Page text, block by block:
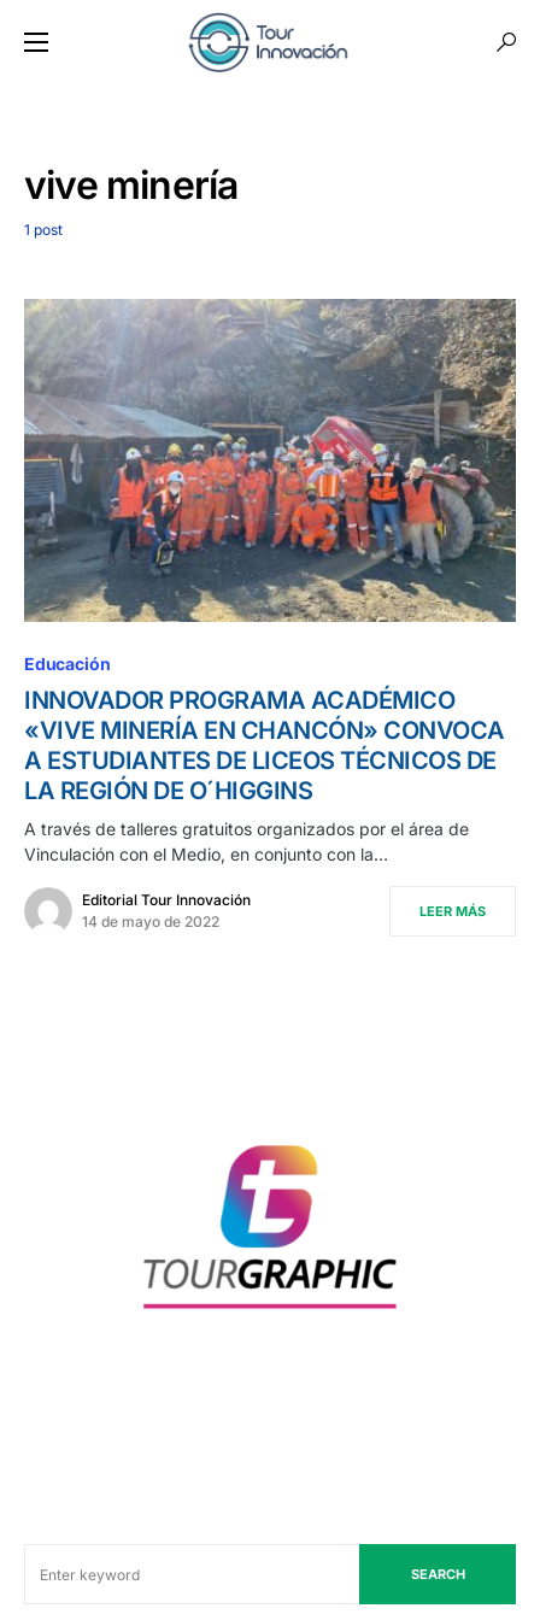
vive minería
1 post
Educación
INNOVADOR PROGRAMA ACADÉMICO
«VIVE MINERÍA EN CHANCÓN» CONVOCA
A ESTUDIANTES DE LICEOS TÉCNICOS DE
LA REGIÓN DE O´HIGGINS
A través de talleres gratuitos organizados por el área de
Vinculación con el Medio, en conjunto con la…
Editorial Tour Innovación
14 de mayo de 2022
LEER MÁS
SEARCH